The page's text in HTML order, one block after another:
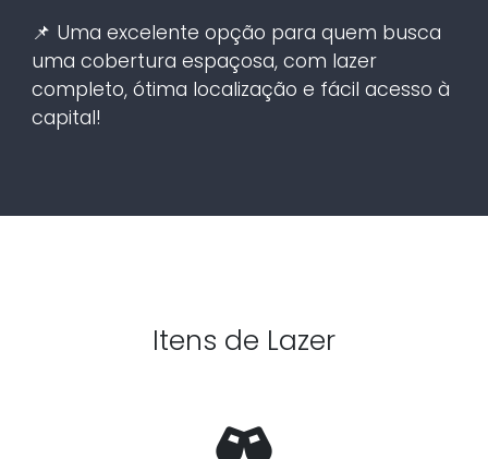
📌 Uma excelente opção para quem busca
uma cobertura espaçosa, com lazer
completo, ótima localização e fácil acesso à
capital!
Itens de Lazer